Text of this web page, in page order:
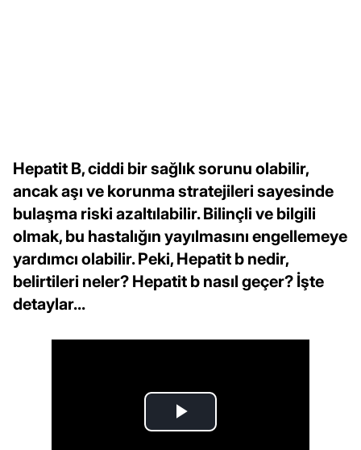
Hepatit B, ciddi bir sağlık sorunu olabilir,
ancak aşı ve korunma stratejileri sayesinde
bulaşma riski azaltılabilir. Bilinçli ve bilgili
olmak, bu hastalığın yayılmasını engellemeye
yardımcı olabilir. Peki, Hepatit b nedir,
belirtileri neler? Hepatit b nasıl geçer? İşte
detaylar...